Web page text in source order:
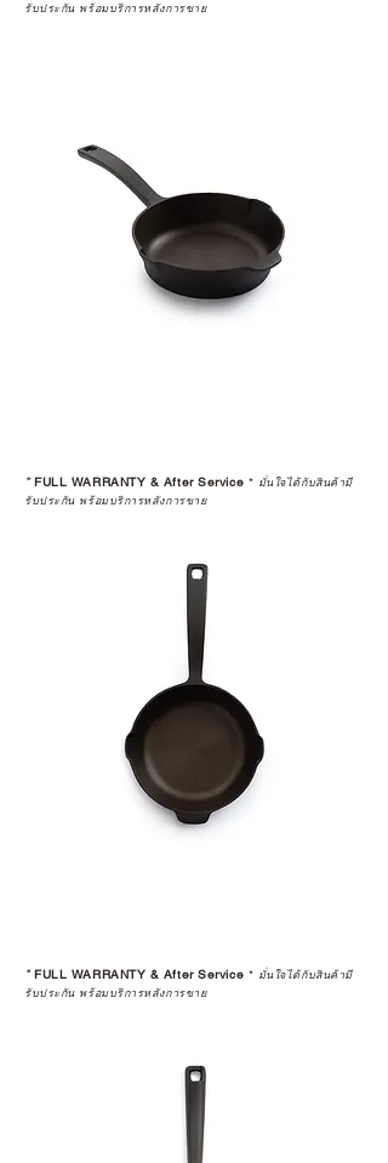
รับประกัน พร้อมบริการหลังการขาย
*FULL WARRANTY & After Service * มั่นใจได้กับสินค้ามี
รับประกัน พร้อมบริการหลังการขาย
*FULL WARRANTY & After Service * มั่นใจได้กับสินค้ามี
รับประกัน พร้อมบริการหลังการขาย